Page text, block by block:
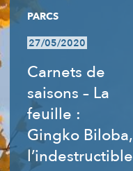
PARCS
27/05/2020
Carnets de
saisons – La
feuille :
Gingko Biloba,
l’indestructible